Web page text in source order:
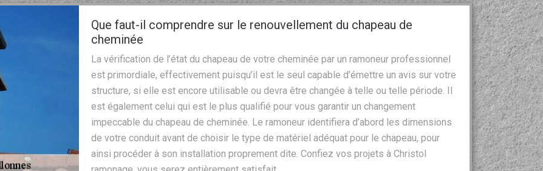
Que faut-il comprendre sur le renouvellement du chapeau de
cheminée
La vérification de l’état du chapeau de votre cheminée par un ramoneur professionnel
est primordiale, effectivement puisqu’il est le seul capable d’émettre un avis sur votre
structure, si elle est encore utilisable ou devra être changée à telle ou telle période. Il
est également celui qui est le plus qualifié pour vous garantir un changement
impeccable du chapeau de cheminée. Le ramoneur identifiera d’abord les dimensions
de votre conduit avant de choisir le type de matériel adéquat pour le chapeau, pour
ainsi procéder à son installation proprement dite. Confiez vos projets à Christol